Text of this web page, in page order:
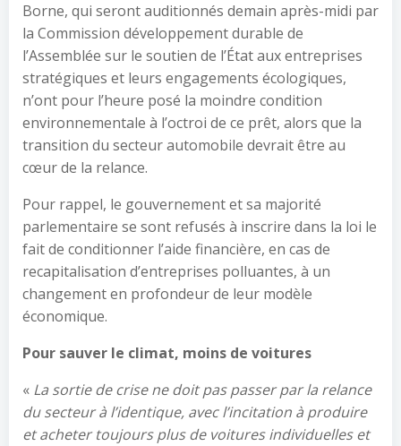
Borne, qui seront auditionnés demain après-midi par
la Commission développement durable de
l’Assemblée sur le soutien de l’État aux entreprises
stratégiques et leurs engagements écologiques,
n’ont pour l’heure posé la moindre condition
environnementale à l’octroi de ce prêt, alors que la
transition du secteur automobile devrait être au
cœur de la relance.
Pour rappel, le gouvernement et sa majorité
parlementaire se sont refusés à inscrire dans la loi le
fait de conditionner l’aide financière, en cas de
recapitalisation d’entreprises polluantes, à un
changement en profondeur de leur modèle
économique.
Pour sauver le climat, moins de voitures
« La sortie de crise ne doit pas passer par la relance
du secteur à l’identique, avec l’incitation à produire
et acheter toujours plus de voitures individuelles et